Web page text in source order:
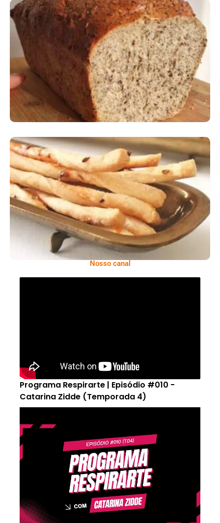
Comer Bem: Pão Low Carb
Comer Bem: Palitinhos De Cebola E Salsa
Nosso canal
Programa Respirarte | Episódio #010 -
Catarina Zidde (Temporada 4)